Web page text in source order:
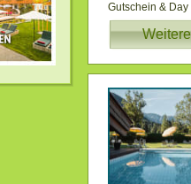
Gutschein &